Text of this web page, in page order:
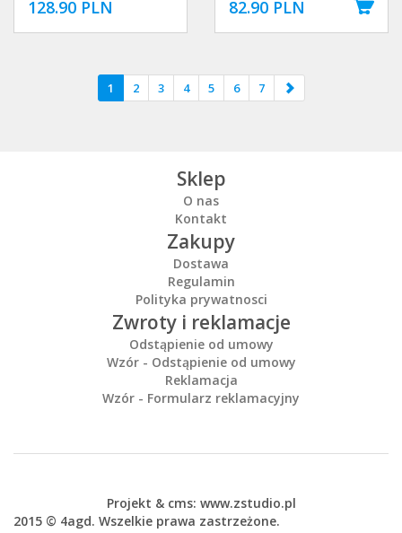
128.90 PLN 82.90 PLN
1 2 3 4 5 6 7
Sklep
O nas
Kontakt
Zakupy
Dostawa
Regulamin
Polityka prywatnosci
Zwroty i reklamacje
Odstąpienie od umowy
Wzór - Odstąpienie od umowy
Reklamacja
Wzór - Formularz reklamacyjny
Projekt & cms: www.zstudio.pl
2015 © 4agd. Wszelkie prawa zastrzeżone.